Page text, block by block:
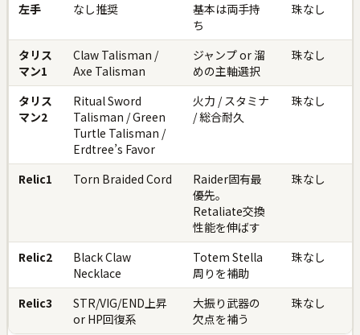
左手 なし推奨
基本は両手持
ち
珠なし
タリス
マン1
Claw Talisman /
Axe Talisman
ジャンプ or 溜
めの主軸選択
珠なし
タリス
マン2
Ritual Sword
Talisman / Green
Turtle Talisman /
Erdtree’s Favor
火力 / スタミナ
/ 総合耐久
珠なし
Relic1 Torn Braided Cord
Raider固有最
優先。
Retaliate交換
性能を伸ばす
珠なし
Relic2
Black Claw
Necklace
Totem Stella
周りを補助
珠なし
Relic3
STR/VIG/END上昇
or HP回復系
大振り武器の
欠点を補う
珠なし